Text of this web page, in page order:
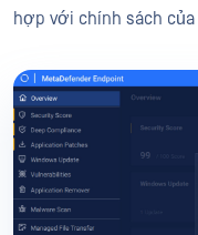
hợp với chính sách